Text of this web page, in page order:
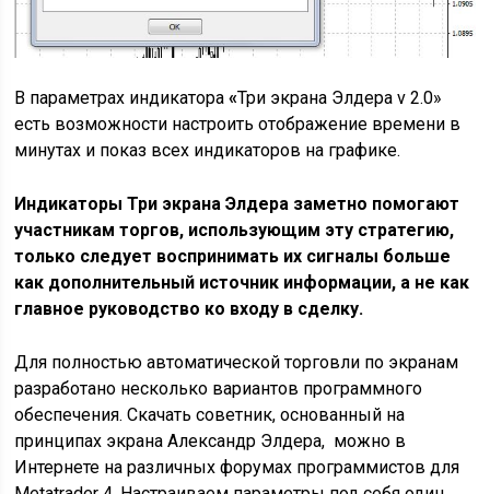
В параметрах индикатора«Три экрана Элдера v 2.0»
есть возможности настроить отображение времени в
минутах и показ всех индикаторов на графике.
Индикаторы Три экрана Элдера заметно помогают
участникам торгов, использующим эту стратегию,
только следует воспринимать их сигналы больше
как дополнительный источник информации, а не как
главное руководство ко входу в сделку.
Для полностью автоматической торговли по экранам
разработано несколько вариантов программного
обеспечения. Скачать советник, основанный на
принципах экрана Александр Элдера, можно в
Интернете на различных форумах программистов для